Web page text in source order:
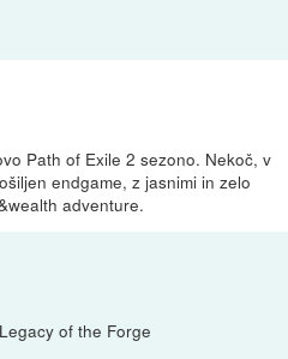
Path of Exile 2 sezono. Nekoč, v
endgame, z jasnimi in zelo
adventure.
of the Forge